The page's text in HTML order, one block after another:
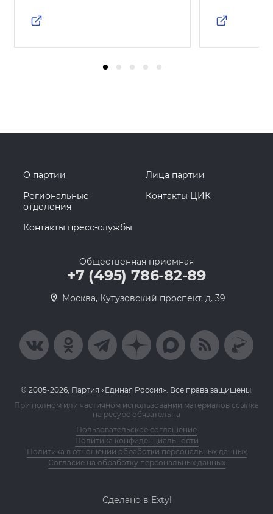
О партии
Лица партии
Региональные
отделения
Контакты ЦИК
Контакты пресс-службы
Общественная приемная
+7 (495) 786-82-89
Москва, Кутузовский проспект, д. 39
© 2005-2026, Партия «Единая Россия». Все права защищены.
При полном или частичном использовании материалов ссылка
на ресурс обязательна
Пользовательское соглашение
Политика конфиденциальности
Политика в отношении обработки персональных данных
Согласие на обработку персональных данных
Сделано в Extyl